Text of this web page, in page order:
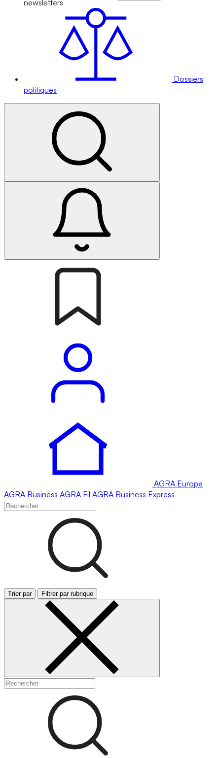
newsletters
Dossiers
politiques
AGRA Europe
AGRA Business AGRA Fil AGRA Business Express
Trier par Filtrer par rubrique